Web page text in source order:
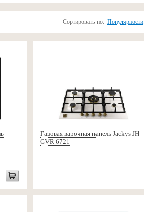
Сортировать по: Популярности
Газовая варочная панель Jackys JH
GVR 6721